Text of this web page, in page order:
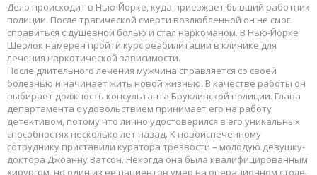
Дело происходит в Нью-Йорке, куда приезжает бывший работник
полиции. После трагической смерти возлюбленной он не смог
справиться с душевной болью и стал наркоманом. В Нью-Йорке
Шерлок намерен пройти курс реабилитации в клинике для
лечения наркотической зависимости.
После длительного лечения мужчина справляется со своей
болезнью и начинает жить новой жизнью. В качестве работы он
выбирает должность консультанта Бруклинской полиции. Глава
департамента с удовольствием принимает его на работу
детективом, потому что лично удостоверился в его уникальных
способностях несколько лет назад. К новоиспеченному
сотруднику приставили куратора трезвости – молодую девушку-
доктора Джоанну Ватсон. Некогда она была квалифицированным
хирургом, но один из ее пациентов умер на операционном столе,